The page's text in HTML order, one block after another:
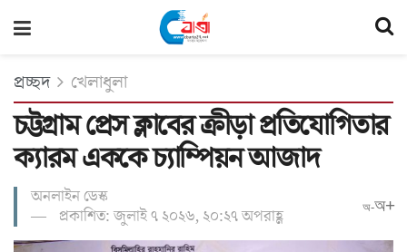
প্রচ্ছদ খেলাধুলা
চট্টগ্রাম প্রেস ক্লাবের ক্রীড়া প্রতিযোগিতার
ক্যারম এককে চ্যাম্পিয়ন আজাদ
অনলাইন ডেস্ক
প্রকাশিত: জুলাই ৭ ২০২৬, ২০:২৭ অপরাহ্ণ
অ-অ+